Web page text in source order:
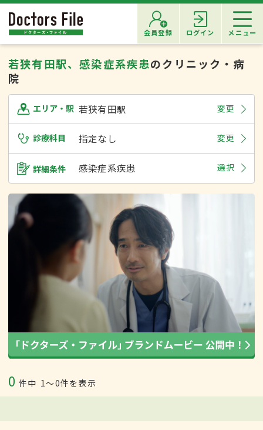
会員登録 ログイン メニュー
若狭有田駅、感染症系疾患のクリニック・病
院
エリア・駅 若狭有田駅 変更
診療科目 指定なし 変更
詳細条件 感染症系疾患 選択
0 件中 1〜0件を表示